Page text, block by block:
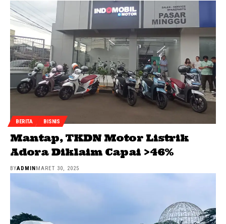
BERITA BISNIS
Mantap, TKDN Motor Listrik
Adora Diklaim Capai >46%
BYADMIN MARET 30, 2025